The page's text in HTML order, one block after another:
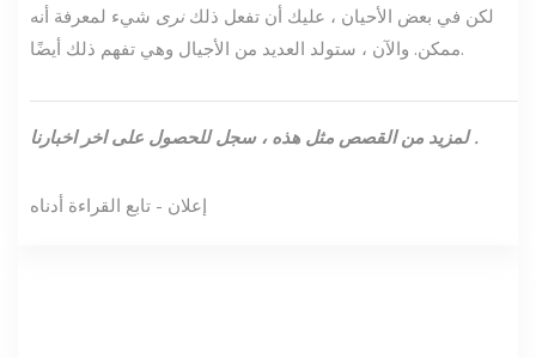
لكن في بعض الأحيان ، عليك أن تفعل ذلكنرى شيء لمعرفة أنه
ممكن. والآن ، ستولد العديد من الأجيال وهي تفهم ذلك أيضًا.
لمزيد من القصص مثل هذه ،سجل للحصول على اخر اخبارنا .
إعلان - تابع القراءة أدناه